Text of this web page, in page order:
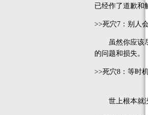
已经作了道歉和
>>死穴7：别人
虽然你应该尽
的问题和损失。
>>死穴8：等时
世上根本就没